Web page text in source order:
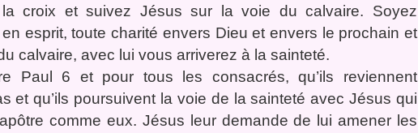
la croix et suivez Jésus sur la voie du calvaire. Soyez
esprit, toute charité envers Dieu et envers le prochain et
calvaire, avec lui vous arriverez à la sainteté.
Paul 6 et pour tous les consacrés, qu’ils reviennent
et qu’ils poursuivent la voie de la sainteté avec Jésus qui
comme eux. Jésus leur demande de lui amener les